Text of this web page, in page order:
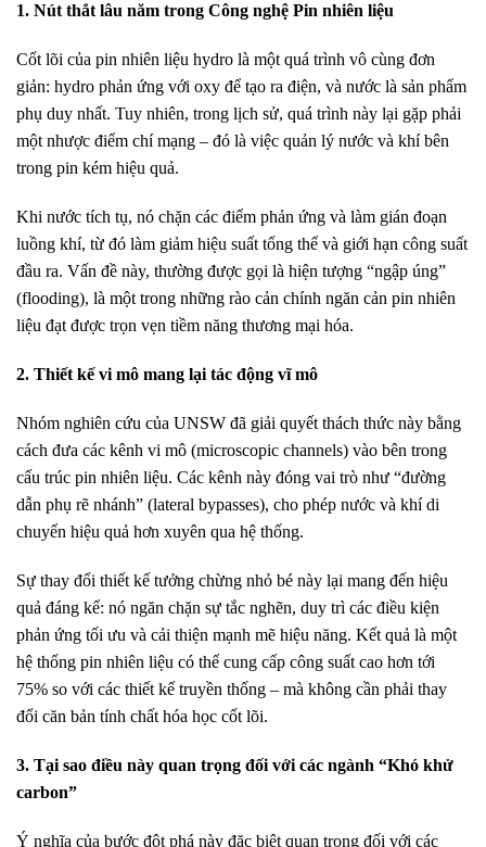
1. Nút thắt lâu năm trong Công nghệ Pin nhiên liệu
Cốt lõi của pin nhiên liệu hydro là một quá trình vô cùng đơn
giản: hydro phản ứng với oxy để tạo ra điện, và nước là sản phẩm
phụ duy nhất. Tuy nhiên, trong lịch sử, quá trình này lại gặp phải
một nhược điểm chí mạng – đó là việc quản lý nước và khí bên
trong pin kém hiệu quả.
Khi nước tích tụ, nó chặn các điểm phản ứng và làm gián đoạn
luồng khí, từ đó làm giảm hiệu suất tổng thể và giới hạn công suất
đầu ra. Vấn đề này, thường được gọi là hiện tượng “ngập úng”
(flooding), là một trong những rào cản chính ngăn cản pin nhiên
liệu đạt được trọn vẹn tiềm năng thương mại hóa.
2. Thiết kế vi mô mang lại tác động vĩ mô
Nhóm nghiên cứu của UNSW đã giải quyết thách thức này bằng
cách đưa các kênh vi mô (microscopic channels) vào bên trong
cấu trúc pin nhiên liệu. Các kênh này đóng vai trò như “đường
dẫn phụ rẽ nhánh” (lateral bypasses), cho phép nước và khí di
chuyển hiệu quả hơn xuyên qua hệ thống.
Sự thay đổi thiết kế tưởng chừng nhỏ bé này lại mang đến hiệu
quả đáng kể: nó ngăn chặn sự tắc nghẽn, duy trì các điều kiện
phản ứng tối ưu và cải thiện mạnh mẽ hiệu năng. Kết quả là một
hệ thống pin nhiên liệu có thể cung cấp công suất cao hơn tới
75% so với các thiết kế truyền thống – mà không cần phải thay
đổi căn bản tính chất hóa học cốt lõi.
3. Tại sao điều này quan trọng đối với các ngành “Khó khử
carbon”
Ý nghĩa của bước đột phá này đặc biệt quan trọng đối với các